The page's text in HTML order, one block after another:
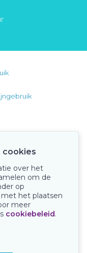
cookies
over het
om de
op
met het plaatsen
meer
cookiebeleid.